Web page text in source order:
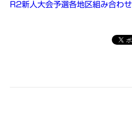
R2新人大会予選各地区組み合わせ